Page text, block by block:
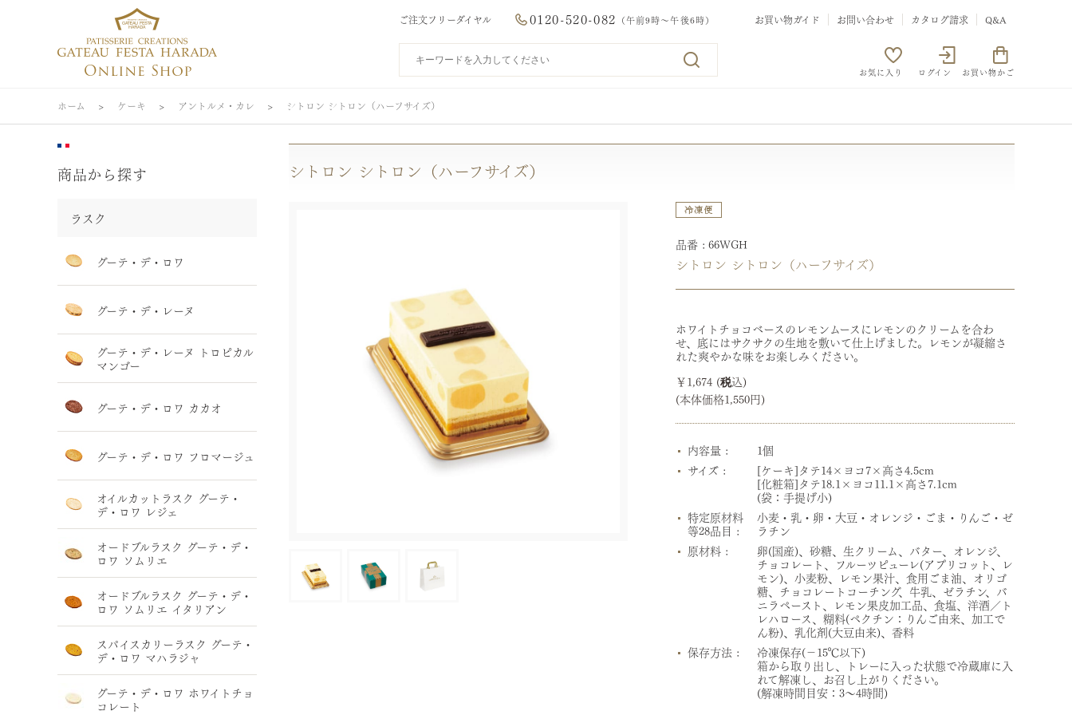
ご注文フリーダイヤル 0120-520-082 （午前9時～午後6時） お買い物ガイド お問い合わせ カタログ請求 Q&A
お気に入り ログイン お買い物かご
ホーム > ケーキ > アントルメ・カレ > シトロン シトロン（ハーフサイズ）
商品から探す
ラスク
グーテ・デ・ロワ
グーテ・デ・レーヌ
グーテ・デ・レーヌ トロピカル
マンゴー
グーテ・デ・ロワ カカオ
グーテ・デ・ロワ フロマージュ
オイルカットラスク グーテ・
デ・ロワ レジェ
オードブルラスク グーテ・デ・
ロワ ソムリエ
オードブルラスク グーテ・デ・
ロワ ソムリエ イタリアン
スパイスカリーラスク グーテ・
デ・ロワ マハラジャ
グーテ・デ・ロワ ホワイトチョ
コレート
シトロン シトロン（ハーフサイズ）
ホワイトチョコベースのレモンムースにレモンのクリームを合わ
せ、底にはサクサクの生地を敷いて仕上げました。レモンが凝縮さ
れた爽やかな味をお楽しみください。
シトロン シトロン（ハーフサイズ）
￥1,674
(本体価格1,550円)
品番 66WGH
内容量
1個
サイズ
[ケーキ]タテ14×ヨコ7×高さ4.5cm
[化粧箱]タテ18.1×ヨコ11.1×高さ7.1cm
(袋：手提げ小)
特定原材料
等28品目
小麦・乳・卵・大豆・オレンジ・ごま・りんご・ゼ
ラチン
原材料
卵(国産)、砂糖、生クリーム、バター、オレンジ、
チョコレート、フルーツピューレ(アプリコット、レ
モン)、小麦粉、レモン果汁、食用ごま油、オリゴ
糖、チョコレートコーチング、牛乳、ゼラチン、バ
ニラペースト、レモン果皮加工品、食塩、洋酒／ト
レハロース、糊料(ペクチン：りんご由来、加工で
ん粉)、乳化剤(大豆由来)、香料
保存方法
冷凍保存(－15℃以下)
箱から取り出し、トレーに入った状態で冷蔵庫に入
れて解凍し、お召し上がりください。
(解凍時間目安：3～4時間)